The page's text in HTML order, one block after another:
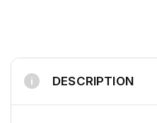
i DESCRIPTION